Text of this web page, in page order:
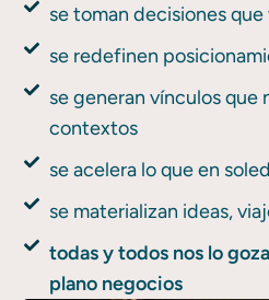
se toman decisiones
se redefinen
se generan vínculos que
contextos
se acelera lo que en
se materializan ideas,
todas y todos nos lo
plano negocios